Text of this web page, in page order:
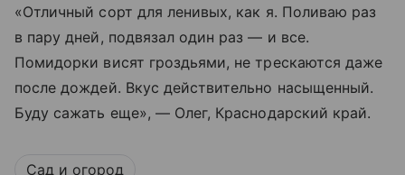
«Отличный сорт для ленивых, как я. Поливаю раз
в пару дней, подвязал один раз — и все.
Помидорки висят гроздьями, не трескаются даже
после дождей. Вкус действительно насыщенный.
Буду сажать еще», — Олег, Краснодарский край.
Сад и огород